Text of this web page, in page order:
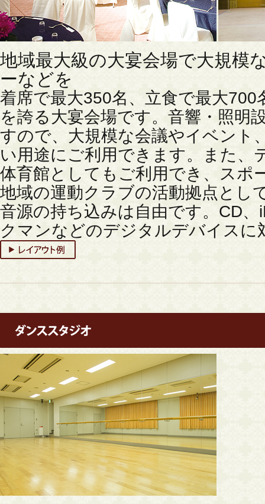
地域最大級の大宴会場で大規模
ーなどを
着席で最大350名、立食で最大700
を誇る大宴会場です。音響・照明
すので、大規模な会議やイベント
い用途にご利用できます。また、
体育館としてもご利用でき、スポ
地域の運動クラブの活動拠点とし
音源の持ち込みは自由です。CD
クマンなどのデジタルデバイスに